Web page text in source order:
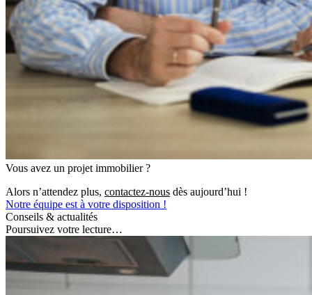
Vous avez un projet immobilier ?
Alors n’attendez plus, contactez-nous dès aujourd’hui !
Notre équipe est à votre disposition !
Conseils & actualités
Poursuivez votre lecture…